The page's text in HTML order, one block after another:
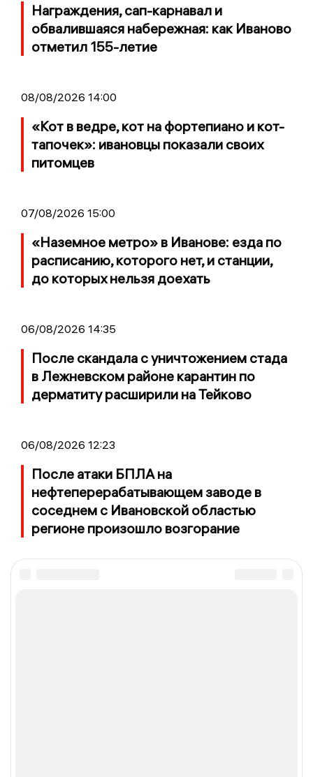
Награждения, сап-карнавал и
обвалившаяся набережная: как Иваново
отметил 155-летие
08/08/2026 14:00
«Кот в ведре, кот на фортепиано и кот-
тапочек»: ивановцы показали своих
питомцев
07/08/2026 15:00
«Наземное метро» в Иванове: езда по
расписанию, которого нет, и станции,
до которых нельзя доехать
06/08/2026 14:35
После скандала с уничтожением стада
в Лежневском районе карантин по
дерматиту расширили на Тейково
06/08/2026 12:23
После атаки БПЛА на
нефтеперерабатывающем заводе в
соседнем с Ивановской областью
регионе произошло возгорание